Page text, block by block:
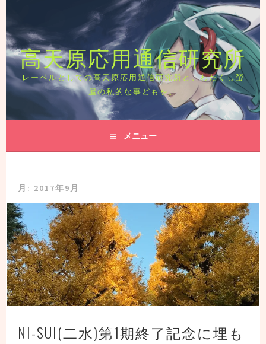
テ
ン
ツ
へ
ス
ッ
高天原応用通信研究所
レーベルとしての高天原応用通信研究所と、わたくし螢
屋の私的な事どもを。
メニュー
月: 2017年9月
NI-SUI(二水)第1期終了記念に埋も